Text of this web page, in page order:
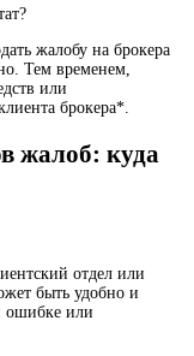
жалобу на брокера
Тем временем,
или
брокера*.
жалоб: куда
отдел или
быть удобно и
ошибке или